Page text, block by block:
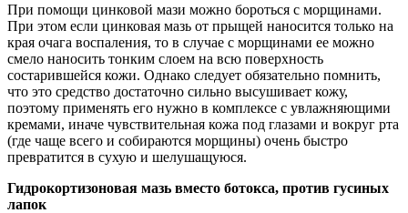
При помощи цинковой мази можно бороться с морщинами.
При этом если цинковая мазь от прыщей наносится только на
края очага воспаления, то в случае с морщинами ее можно
смело наносить тонким слоем на всю поверхность
состарившейся кожи. Однако следует обязательно помнить,
что это средство достаточно сильно высушивает кожу,
поэтому применять его нужно в комплексе с увлажняющими
кремами, иначе чувствительная кожа под глазами и вокруг рта
(где чаще всего и собираются морщины) очень быстро
превратится в сухую и шелушащуюся.
Гидрокортизоновая мазь вместо ботокса, против гусиных
лапок